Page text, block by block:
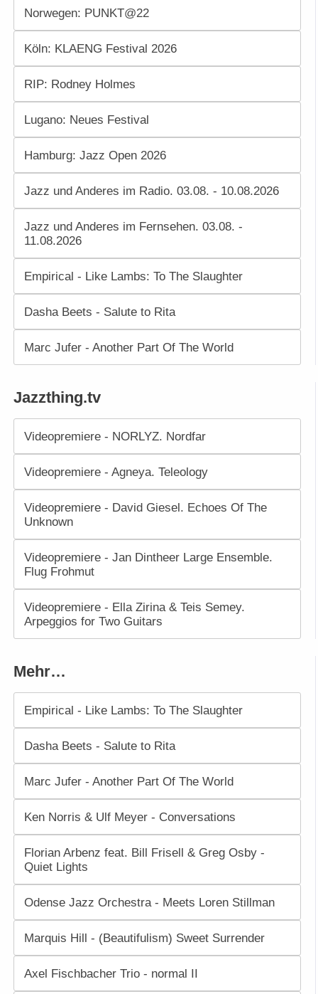
Norwegen: PUNKT@22
Köln: KLAENG Festival 2026
RIP: Rodney Holmes
Lugano: Neues Festival
Hamburg: Jazz Open 2026
Jazz und Anderes im Radio. 03.08. - 10.08.2026
Jazz und Anderes im Fernsehen. 03.08. -
11.08.2026
Empirical - Like Lambs: To The Slaughter
Dasha Beets - Salute to Rita
Marc Jufer - Another Part Of The World
Jazzthing.tv
Videopremiere - NORLYZ. Nordfar
Videopremiere - Agneya. Teleology
Videopremiere - David Giesel. Echoes Of The
Unknown
Videopremiere - Jan Dintheer Large Ensemble.
Flug Frohmut
Videopremiere - Ella Zirina & Teis Semey.
Arpeggios for Two Guitars
Mehr…
Empirical - Like Lambs: To The Slaughter
Dasha Beets - Salute to Rita
Marc Jufer - Another Part Of The World
Ken Norris & Ulf Meyer - Conversations
Florian Arbenz feat. Bill Frisell & Greg Osby -
Quiet Lights
Odense Jazz Orchestra - Meets Loren Stillman
Marquis Hill - (Beautifulism) Sweet Surrender
Axel Fischbacher Trio - normal II